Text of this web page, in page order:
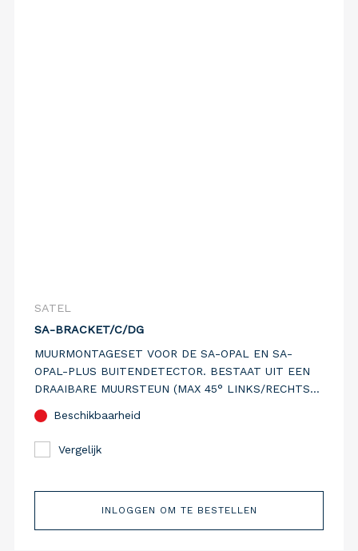
SATEL
SA-BRACKET/C/DG
MUURMONTAGESET VOOR DE SA-OPAL EN SA-
OPAL-PLUS BUITENDETECTOR. BESTAAT UIT EEN
DRAAIBARE MUURSTEUN (MAX 45° LINKS/RECHTS
HOEKSTEUN. ZWARTE KUNSTSTOF.
Beschikbaarheid
Vergelijk
INLOGGEN OM TE BESTELLEN